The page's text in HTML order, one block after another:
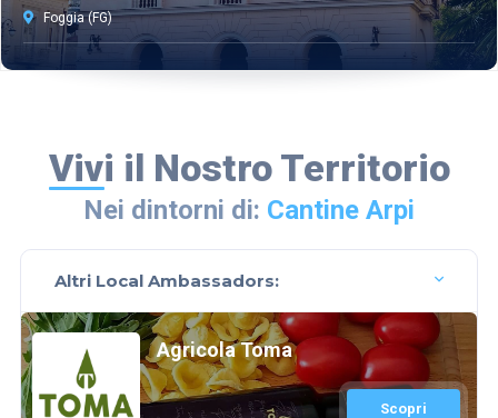
Foggia (FG)
Vivi il Nostro Territorio
Nei dintorni di: Cantine Arpi
Altri Local Ambassadors:
Agricola Toma
Scopri